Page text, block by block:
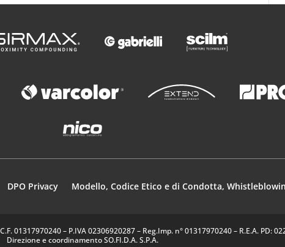
DPO Privacy Modello, Codice Etico e di Condotta,
01317970240 – P.IVA 02306920287 – Reg.Imp. n° 01317970240 – R.E.A. PD:
Direzione e coordinamento SO.FI.D.A. S.P.A.